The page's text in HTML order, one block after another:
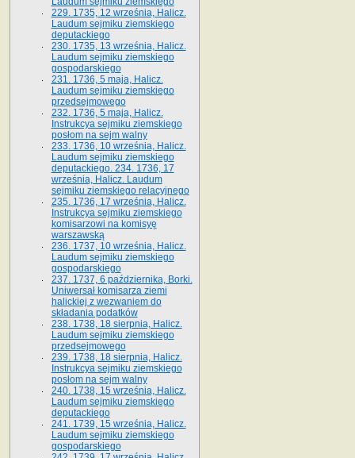
229. 1735, 12 września, Halicz.
Laudum sejmiku ziemskiego
deputackiego
230. 1735, 13 września, Halicz.
Laudum sejmiku ziemskiego
gospodarskiego
231. 1736, 5 maja, Halicz.
Laudum sejmiku ziemskiego
przedsejmowego
232. 1736, 5 maja, Halicz.
Instrukcya sejmiku ziemskiego
posłom na sejm walny
233. 1736, 10 września, Halicz.
Laudum sejmiku ziemskiego
deputackiego. 234. 1736, 17
września, Halicz. Laudum
sejmiku ziemskiego relacyjnego
235. 1736, 17 września, Halicz.
Instrukcya sejmiku ziemskiego
komisarzowi na komisyę
warszawską
236. 1737, 10 września, Halicz.
Laudum sejmiku ziemskiego
gospodarskiego
237. 1737, 6 października, Borki.
Uniwersał komisarza ziemi
halickiej z wezwaniem do
składania podatków
238. 1738, 18 sierpnia, Halicz.
Laudum sejmiku ziemskiego
przedsejmowego
239. 1738, 18 sierpnia, Halicz.
Instrukcya sejmiku ziemskiego
posłom na sejm walny
240. 1738, 15 września, Halicz.
Laudum sejmiku ziemskiego
deputackiego
241. 1739, 15 września, Halicz.
Laudum sejmiku ziemskiego
gospodarskiego